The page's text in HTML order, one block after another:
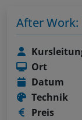
After Work:
Ort
Datum
Technik
Preis